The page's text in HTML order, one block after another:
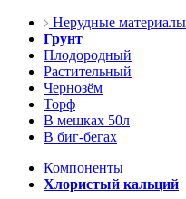
Нерудные материалы
Грунт
Плодородный
Растительный
Чернозём
Торф
В мешках 50л
В биг-бегах
Компоненты
Хлористый кальций